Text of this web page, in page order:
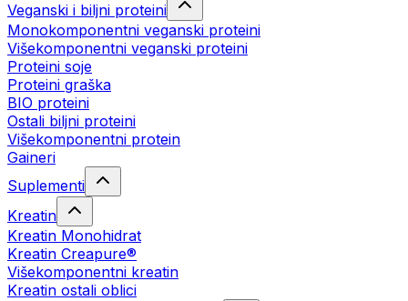
Veganski i biljni proteini
Monokomponentni veganski proteini
Višekomponentni veganski proteini
Proteini soje
Proteini graška
BIO proteini
Ostali biljni proteini
Višekomponentni protein
Gaineri
Suplementi
Kreatin
Kreatin Monohidrat
Kreatin Creapure®
Višekomponentni kreatin
Kreatin ostali oblici